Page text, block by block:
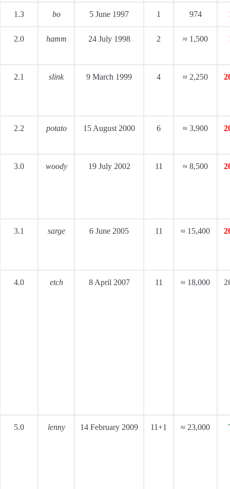
1.3 bo 5 June 1997 1 974
2.0 hamm 24 July 1998 2 ≈ 1,500
2.1 slink 9 March 1999 4 ≈ 2,250
2.2 potato 15 August 2000 6 ≈ 3,900
3.0 woody 19 July 2002 11 ≈ 8,500
3.1 sarge 6 June 2005 11 ≈ 15,400
4.0 etch 8 April 2007 11 ≈ 18,000
5.0 lenny 14 February 2009 11+1 ≈ 23,000